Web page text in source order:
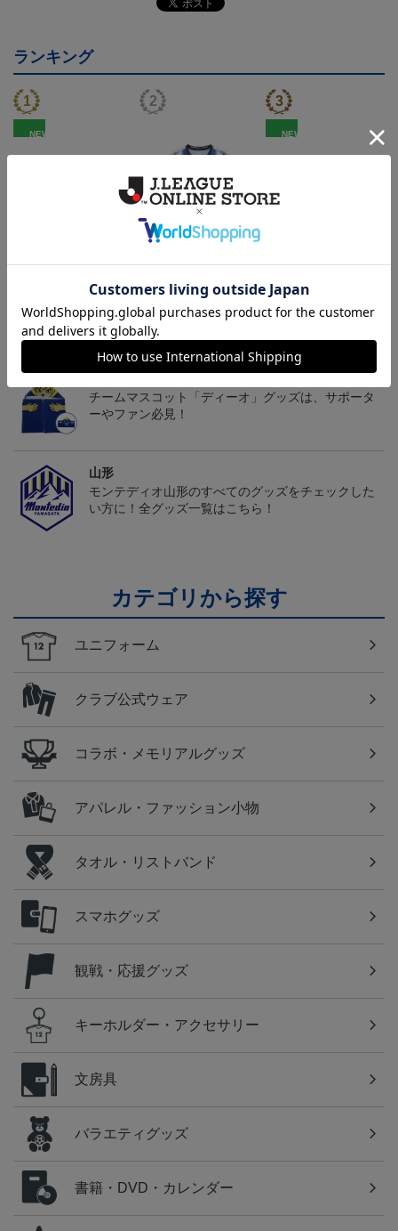
ランキング
NEW
チュウ タオルマフラー
ニフォーム半袖（FP1st）
18,700円～23,760円
NEW
ベアー タオルマフラー
2,500円
トピックス
チームマスコット「ディーオ」グッズは、サポータ
ーやファン必見！
山形
モンテディオ山形のすべてのグッズをチェックした
い方に！全グッズ一覧はこちら！
カテゴリから探す
ユニフォーム
クラブ公式ウェア
コラボ・メモリアルグッズ
アパレル・ファッション小物
タオル・リストバンド
スマホグッズ
観戦・応援グッズ
キーホルダー・アクセサリー
文房具
バラエティグッズ
書籍・DVD・カレンダー